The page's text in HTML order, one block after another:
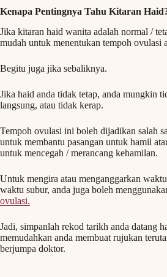
Kenapa Pentingnya Tahu Kitaran
Jika kitaran haid wanita adalah normal /
mudah untuk menentukan tempoh ovulasi
Begitu juga jika sebaliknya.
Jika haid anda tidak tetap, anda mungkin
langsung, atau tidak kerap.
Tempoh ovulasi ini boleh dijadikan salah
untuk membantu pasangan untuk hamil
untuk mencegah / merancang kehamilan.
Untuk mengira atau menganggarkan
waktu subur, anda juga boleh
ovulasi.
Jadi, simpanlah rekod tarikh anda datang
memudahkan anda membuat rujukan
berjumpa doktor.